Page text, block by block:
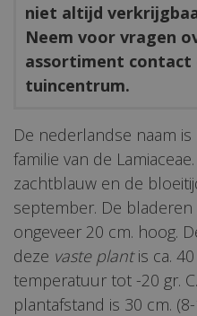
niet altijd
Neem voor vragen
assortiment contact
tuincentrum.
De nederlandse naam is
familie van de
zachtblauw en de
september. De bladeren
ongeveer 20 cm. hoog.
deze vaste plantis ca.
temperatuur tot -20 gr.
plantafstand is 30 cm.